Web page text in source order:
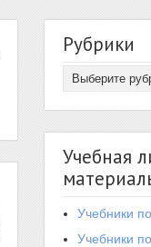
Рубрики
Учебная
Учебники
Учебники